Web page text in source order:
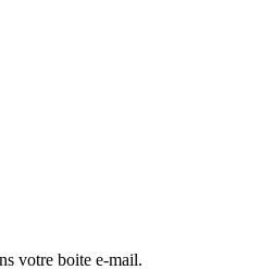
votre boite e-mail.